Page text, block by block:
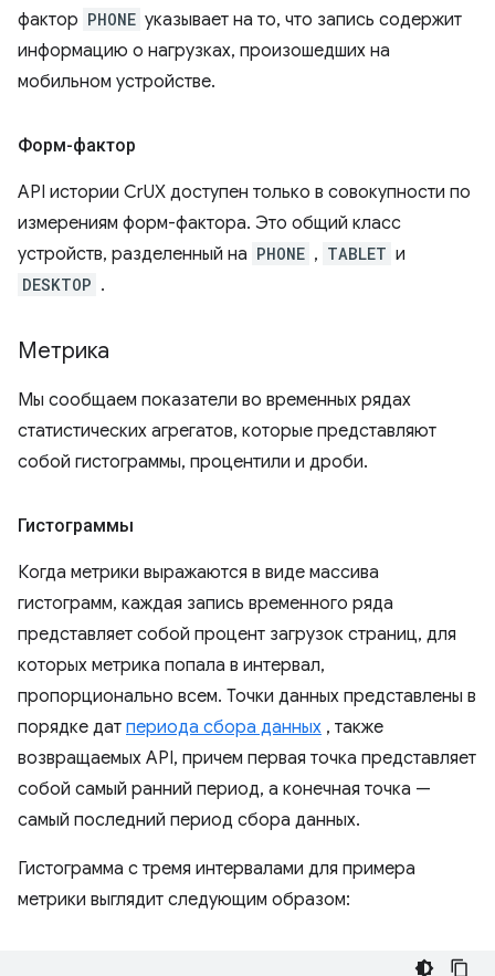
фактор PHONE указывает на то, что запись содержит
информацию о нагрузках, произошедших на
мобильном устройстве.
Форм-фактор
API истории CrUX доступен только в совокупности по
измерениям форм-фактора. Это общий класс
устройств, разделенный на PHONE , TABLET и
DESKTOP .
Метрика
Мы сообщаем показатели во временных рядах
статистических агрегатов, которые представляют
собой гистограммы, процентили и дроби.
Гистограммы
Когда метрики выражаются в виде массива
гистограмм, каждая запись временного ряда
представляет собой процент загрузок страниц, для
которых метрика попала в интервал,
пропорционально всем. Точки данных представлены в
порядке дат периода сбора данных , также
возвращаемых API, причем первая точка представляет
собой самый ранний период, а конечная точка —
самый последний период сбора данных.
Гистограмма с тремя интервалами для примера
метрики выглядит следующим образом: